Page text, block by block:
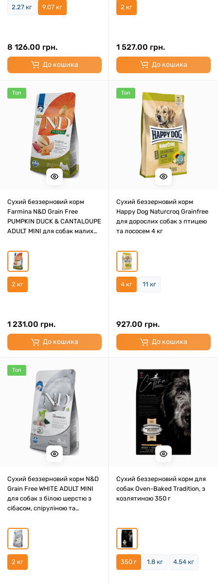
2.27 кг 9.07 кг
8 126.00 грн.
До кошика
2 кг
1 527.00 грн.
До кошика
Топ
Сухий беззерновий корм
Farmina N&D Grain Free
PUMPKIN DUCK & CANTALOUPE
ADULT MINI для собак малих
2 кг
1 231.00 грн.
До кошика
Топ
Сухий беззерновий корм
Happy Dog Naturcroq Grainfree
для дорослих собак з птицею
та лососем 4 кг
4 кг 11 кг
927.00 грн.
До кошика
Топ
Сухий беззерновий корм N&D
Grain Free WHITE ADULT MINI
для собак з білою шерстю з
сібасом, спіруліною та
2 кг
Сухий беззерновий корм для
собак Oven-Baked Tradition, з
козлятиною 350 г
350 г 1.8 кг 4.54 кг